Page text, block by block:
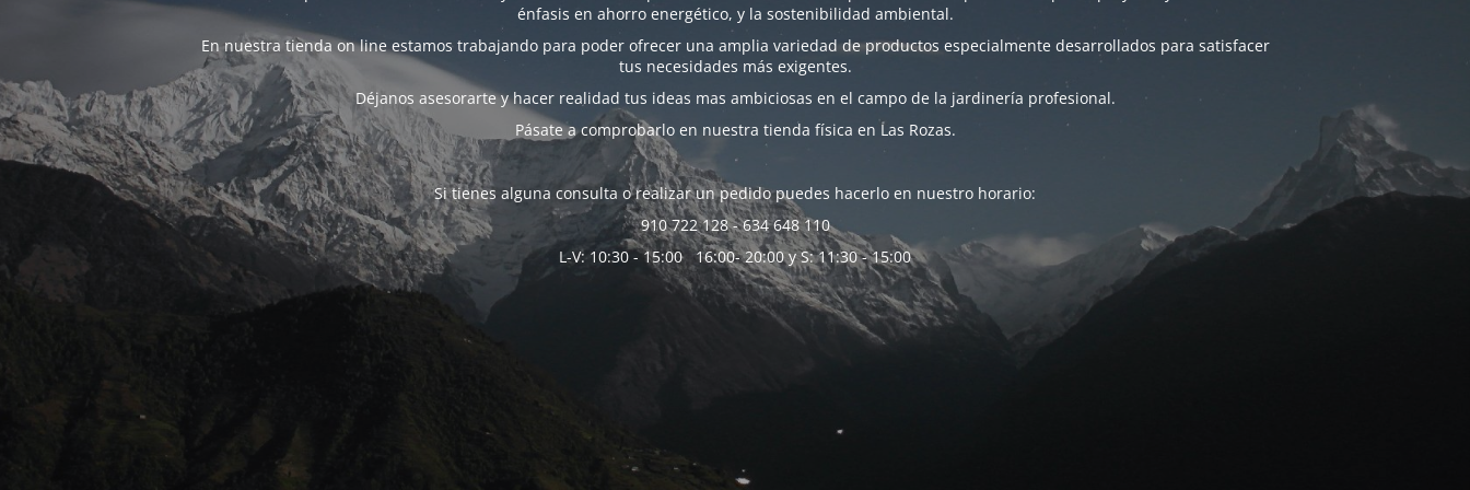
énfasis en ahorro energético, y la sostenibilidad ambiental.
En nuestra tienda on line estamos trabajando para poder ofrecer una amplia variedad de productos especialmente desarrollados para satisfacer
tus necesidades más exigentes.
Déjanos asesorarte y hacer realidad tus ideas mas ambiciosas en el campo de la jardinería profesional.
Pásate a comprobarlo en nuestra tienda física en Las Rozas.
Si tienes alguna consulta o realizar un pedido puedes hacerlo en nuestro horario:
910 722 128 - 634 648 110
L-V: 10:30 - 15:00 16:00- 20:00 y S: 11:30 - 15:00